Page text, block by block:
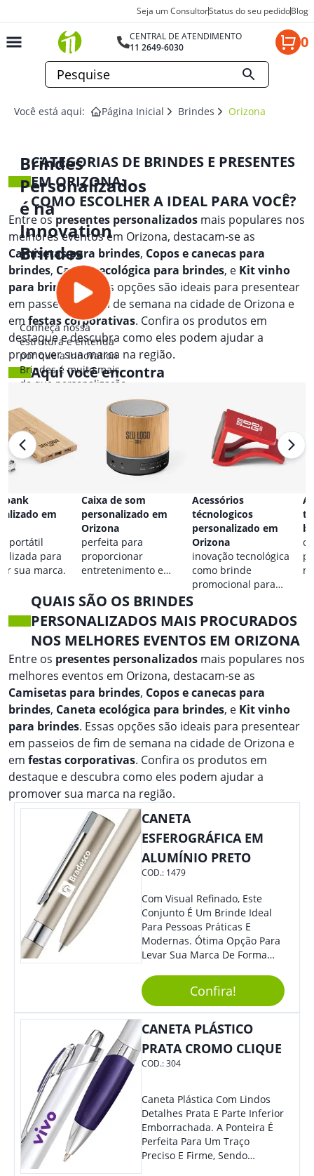
Seja um ConsultorStatus do seu pedidoBlog
CENTRAL DE ATENDIMENTO
11 2649-6030
0
Você está aqui: Página Inicial Brindes Orizona
Brindes
Personalizados
é na
Innovation
Brindes
Conheça nossa
estrutura e entenda
por que a Innovation
Brindes é muito mais
do que personalização.
CATEGORIAS DE BRINDES E PRESENTES
EM ORIZONA:
COMO ESCOLHER A IDEAL PARA VOCÊ?
Entre ospresentes personalizados mais populares nos
melhores eventos em Orizona, destacam-se as
Camisetas para brindes, Copos e canecas para
brindes, Caneta ecológica para brindes, e Kit vinho
para brindes. Essas opções são ideais para presentear
em passeios de fim de semana na cidade de Orizona e
emfestas corporativas. Confira os produtos em
destaque e descubra como eles podem ajudar a
promover sua marca na região.
Aqui você encontra
bank
em
portátil
para
sua marca.
Caixa de som
personalizado em
Orizona
perfeita para
proporcionar
entretenimento e
qualquer ocasião.
Acessórios
técnologicos
personalizado em
Orizona
inovação tecnológica
como brinde
promocional para
eventos.
QUAIS SÃO OS BRINDES
PERSONALIZADOS MAIS PROCURADOS
NOS MELHORES EVENTOS EM ORIZONA
Entre os presentes personalizados mais populares nos
melhores eventos em Orizona, destacam-se as
Camisetas para brindes, Copos e canecas para
brindes, Caneta ecológica para brindes, e Kit vinho
para brindes. Essas opções são ideais para presentear
em passeios de fim de semana na cidade de Orizona e
em festas corporativas. Confira os produtos em
destaque e descubra como eles podem ajudar a
promover sua marca na região.
CANETA
ESFEROGRÁFICA EM
ALUMÍNIO PRETO
COD.: 1479
Com Visual Refinado, Este
Conjunto É Um Brinde Ideal
Para Pessoas Práticas E
Modernas. Ótima Opção Para
Levar Sua Marca De Forma
Sua Empresa Em Eventos,
Reuniões Corporativas Ou Até
Mesmo Para Presentear
Colaboradores E Parceiros De
Confira!
CANETA PLÁSTICO
PRATA CROMO CLIQUE
COD.:304
Caneta Plástica Com Lindos
Detalhes Prata E Parte Inferior
Emborrachada. A Ponteira É
Perfeita Para Um Traço
Preciso E Firme, Sendo